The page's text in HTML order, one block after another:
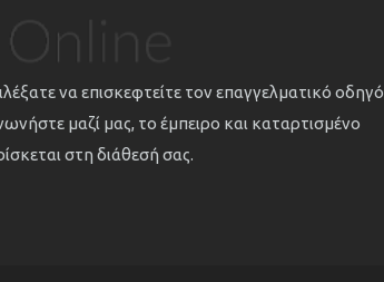
να επισκεφτείτε τον επαγγελματικό οδηγό
μαζί μας, το έμπειρο και καταρτισμένο
στη διάθεσή σας.